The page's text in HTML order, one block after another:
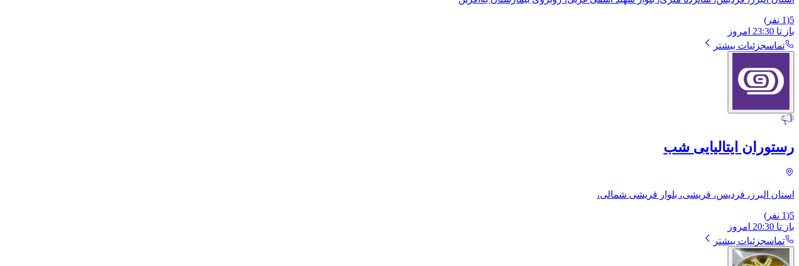
5
(
1 نفر)
باز تا 23:30 امروز
تماسجزئیات بیشتر
رستوران ایتالیایی شب
استان البرز، فردیس، قریشی، بلوار قریشی شمالی،
5
(
1 نفر)
باز تا 20:30 امروز
تماسجزئیات بیشتر